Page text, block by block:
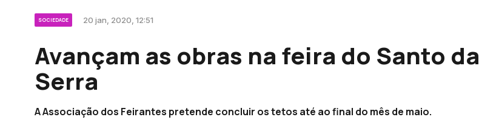
SOCIEDADE 20 jan, 2020, 12:51
Avançam as obras na feira do Santo da
Serra
A Associação dos Feirantes pretende concluir os tetos até ao final do mês de maio.